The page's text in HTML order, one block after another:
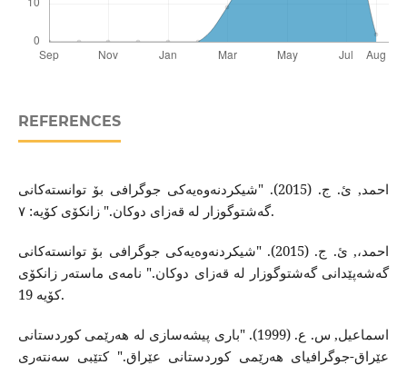
REFERENCES
احمد, ئ. ج. (2015). "شیکردنەوەیەکی جوگرافی بۆ توانستەکانی
گەشتوگوزار لە قەزای دوکان." زانکۆی کۆیە: ٧.
احمد،, ئ. ج. (2015). "شیکردنەوەیەکی جوگرافی بۆ توانستەکانی
گەشەپێدانی گەشتوگوزار لە قەزای دوکان." نامەی ماستەر زانکۆی
کۆیە 19.
اسماعیل, س. ع. (1999). "باری پیشەسازی لە هەرێمی کوردستانی
عێراق-جوگرافیای هەرێمی کوردستانی عێراق." کتێبی سەنتەری